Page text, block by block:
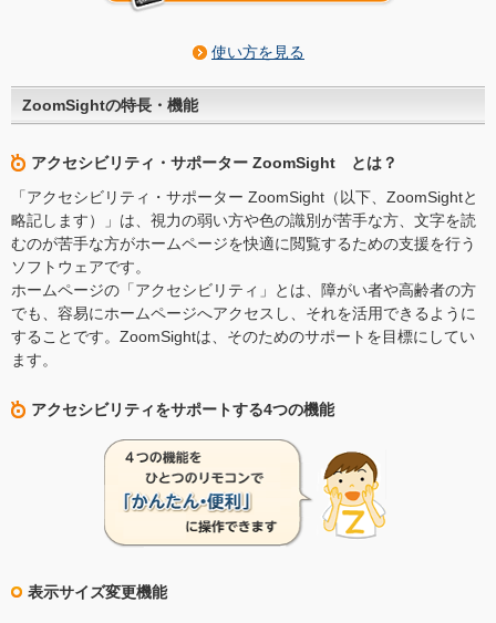
使い方を見る
ZoomSightの特長・機能
アクセシビリティ・サポーター ZoomSight とは？
「アクセシビリティ・サポーター ZoomSight（以下、ZoomSightと
略記します）」は、視力の弱い方や色の識別が苦手な方、文字を読
むのが苦手な方がホームページを快適に閲覧するための支援を行う
ソフトウェアです。
ホームページの「アクセシビリティ」とは、障がい者や高齢者の方
でも、容易にホームページへアクセスし、それを活用できるように
することです。ZoomSightは、そのためのサポートを目標にしてい
ます。
アクセシビリティをサポートする4つの機能
表示サイズ変更機能